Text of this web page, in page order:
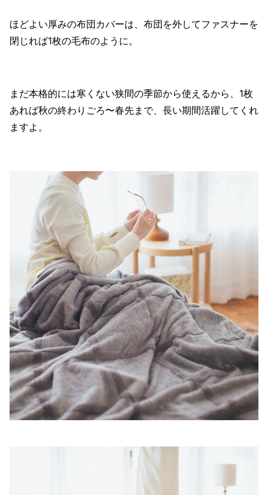
ほどよい厚みの布団カバーは、布団を外してファスナーを
閉じれば1枚の毛布のように。
まだ本格的には寒くない狭間の季節から使えるから、1枚
あれば秋の終わりごろ〜春先まで、長い期間活躍してくれ
ますよ。